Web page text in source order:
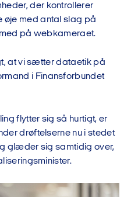
der kontrollerer
øje med antal slag på
på webkameraet.
at vi sætter dataetik på
i Finansforbundet
flytter sig så hurtigt, er
drøftelserne nu i stedet
glæder sig samtidig over,